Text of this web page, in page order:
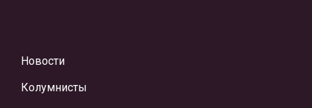
Новости
Колумнисты